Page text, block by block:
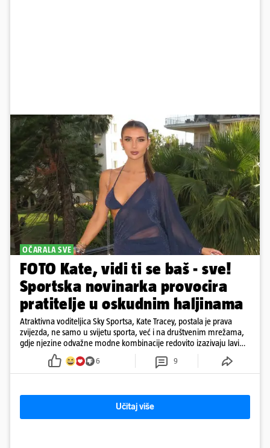
OČARALA SVE
FOTO Kate, vidi ti se baš - sve!
Sportska novinarka provocira
pratitelje u oskudnim haljinama
Atraktivna voditeljica Sky Sportsa, Kate Tracey, postala je prava
zvijezda, ne samo u svijetu sporta, već i na društvenim mrežama,
gdje njezine odvažne modne kombinacije redovito izazivaju lavinu
6 9
Učitaj više